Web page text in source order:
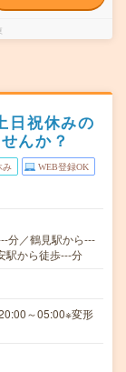
日祝休みの
んか？
み WEB登録OK
分／鶴見駅から---
駅から徒歩---分
～05:00※変形